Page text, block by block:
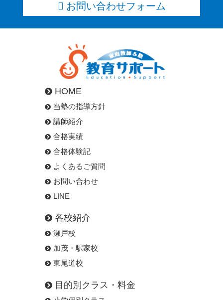
お問い合わせフォーム
HOME
当塾の指導方針
講師紹介
合格実績
合格体験記
よくあるご質問
お問い合わせ
LINE
各校紹介
瀬戸校
加茂・駅家校
東尾道校
目的別クラス・料金